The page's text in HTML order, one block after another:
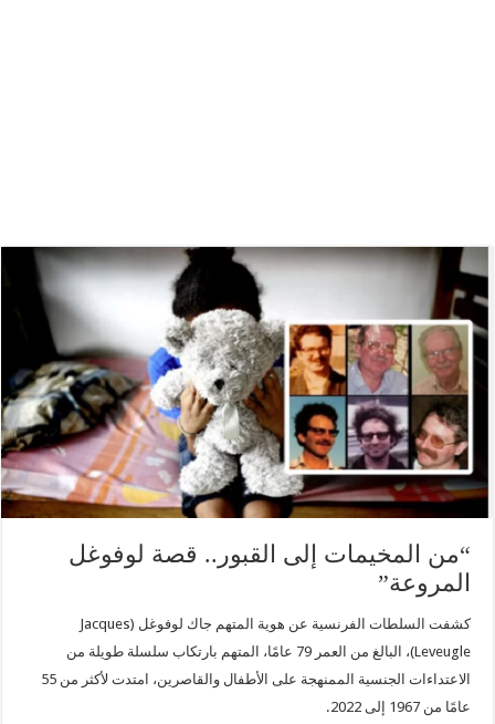
“من المخيمات إلى القبور.. قصة لوفوغل
المروعة”
كشفت السلطات الفرنسية عن هوية المتهم جاك لوفوغل (Jacques
Leveugle)، البالغ من العمر 79 عامًا، المتهم بارتكاب سلسلة طويلة من
الاعتداءات الجنسية الممنهجة على الأطفال والقاصرين، امتدت لأكثر من 55
عامًا من 1967 إلى 2022.